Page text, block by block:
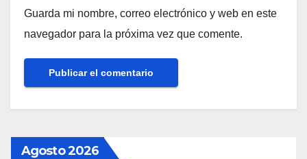
Guarda mi nombre, correo electrónico y web en este
navegador para la próxima vez que comente.
Agosto 2026